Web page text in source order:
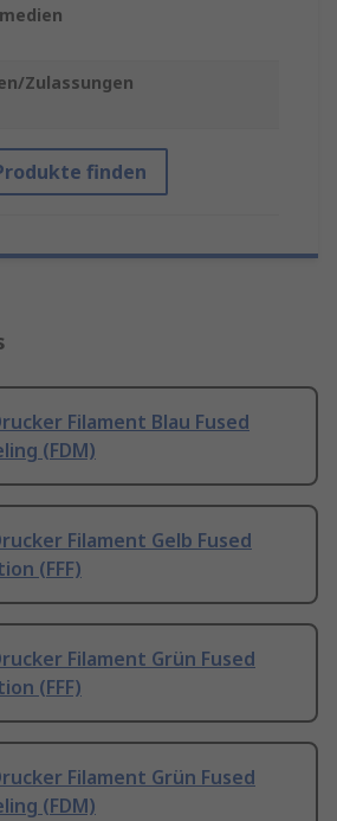
Zulassungen
finden
Filament Blau Fused
(FDM)
Filament Gelb Fused
(FFF)
Filament Grün Fused
(FFF)
Filament Grün Fused
(FDM)